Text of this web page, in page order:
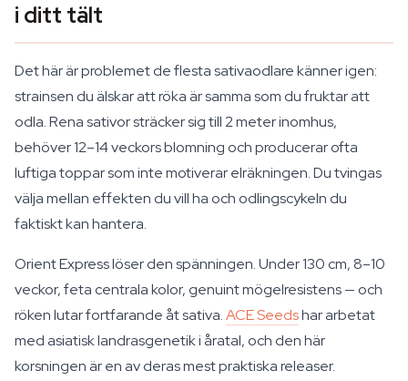
i ditt tält
Det här är problemet de flesta sativaodlare känner igen:
strainsen du älskar att röka är samma som du fruktar att
odla. Rena sativor sträcker sig till 2 meter inomhus,
behöver 12–14 veckors blomning och producerar ofta
luftiga toppar som inte motiverar elräkningen. Du tvingas
välja mellan effekten du vill ha och odlingscykeln du
faktiskt kan hantera.
Orient Express löser den spänningen. Under 130 cm, 8–10
veckor, feta centrala kolor, genuint mögelresistens — och
röken lutar fortfarande åt sativa.ACE Seedshar arbetat
med asiatisk landrasgenetik i åratal, och den här
korsningen är en av deras mest praktiska releaser.